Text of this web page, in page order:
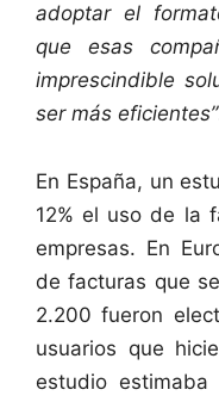
adoptar el
que esas
imprescindible
ser más eficientes”
En España, un
12% el uso de la
empresas. En
de facturas que
2.200 fueron
usuarios que
estudio